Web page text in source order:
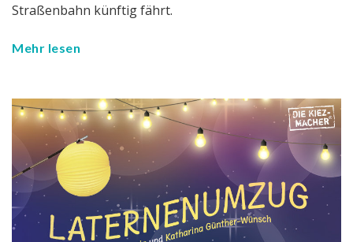
Straßenbahn künftig fährt.
Mehr lesen